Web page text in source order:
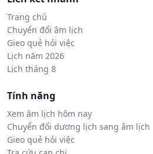
Trang chủ
Chuyển đổi âm lịch
Gieo quẻ hỏi việc
Lịch năm 2026
Lịch tháng 8
Tính năng
Xem âm lịch hôm nay
Chuyển đổi dương lịch sang âm lịch
Gieo quẻ hỏi việc